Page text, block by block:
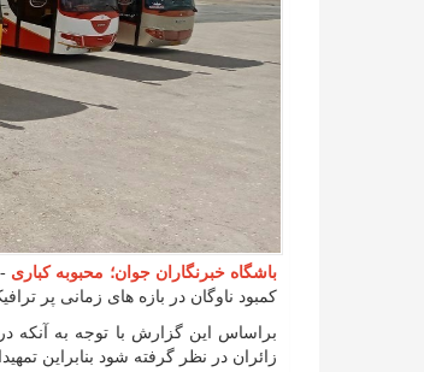
باشگاه‌ خبرنگاران جوان؛ محبوبه کباری
کمبود ناوگان در بازه های زمانی پر
براساس این گزارش با توجه به آنکه
زائران در نظر گرفته شود بنابراین